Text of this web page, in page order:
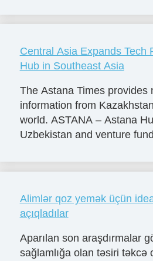
Central Asia Expands Tech
Hub in Southeast Asia
The Astana Times provides
information from
world. ASTANA – Astana
Uzbekistan and venture
Alimlər qoz yemək üçün
açıqladılar
Aparılan son araşdırmalar
sağlamlığa olan təsiri təkcə